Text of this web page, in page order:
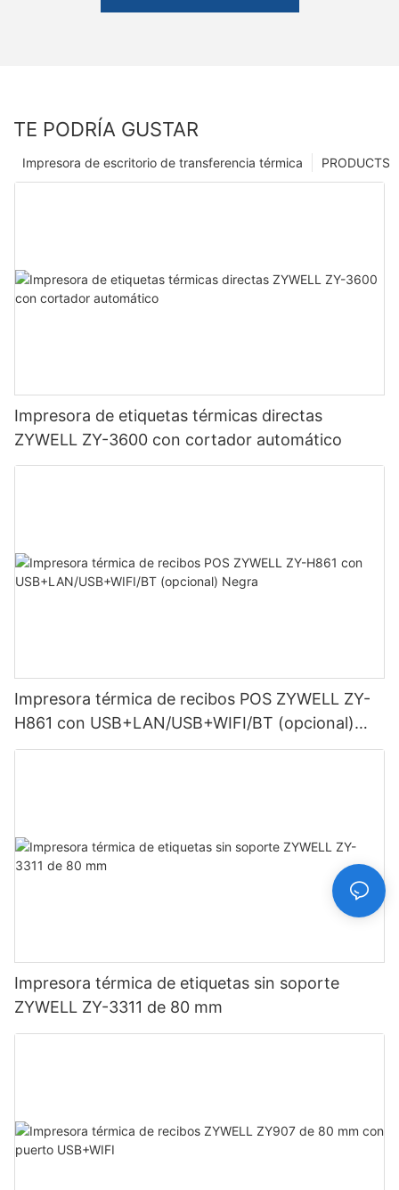
TE PODRÍA GUSTAR
PRODUCTS
Impresora de escritorio de transferencia térmica
Impresora de etiquetas térmicas directas
ZYWELL ZY-3600 con cortador automático
Impresora térmica de recibos POS ZYWELL ZY-
H861 con USB+LAN/USB+WIFI/BT (opcional)
Negra
Impresora térmica de etiquetas sin soporte
ZYWELL ZY-3311 de 80 mm